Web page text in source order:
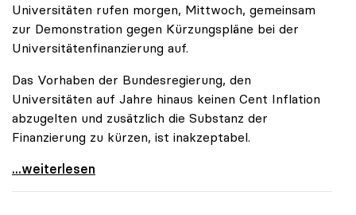
Universitäten rufen morgen, Mittwoch, gemeinsam
zur Demonstration gegen Kürzungspläne bei der
Universitätenfinanzierung auf.
Das Vorhaben der Bundesregierung, den
Universitäten auf Jahre hinaus keinen Cent Inflation
abzugelten und zusätzlich die Substanz der
Finanzierung zu kürzen, ist inakzeptabel.
#UnisRetten Warum es sich zu demonstrieren lohnt
...weiterlesen